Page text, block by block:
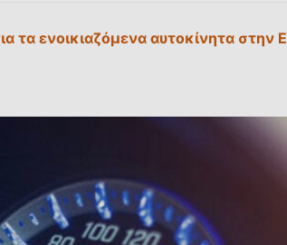
τα ενοικιαζόμενα αυτοκίνητα στην